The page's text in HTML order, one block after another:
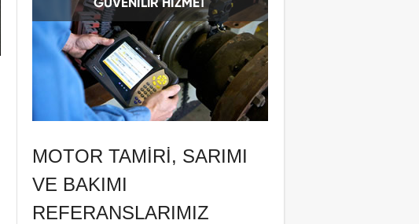
MOTOR TAMIRI, SARIMI
VE BAKIMI
REFERANSLARIMIZ